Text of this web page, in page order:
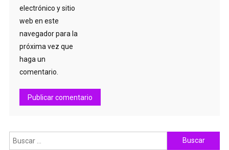
electrónico y sitio
web en este
navegador para la
próxima vez que
haga un
comentario.
Buscar: